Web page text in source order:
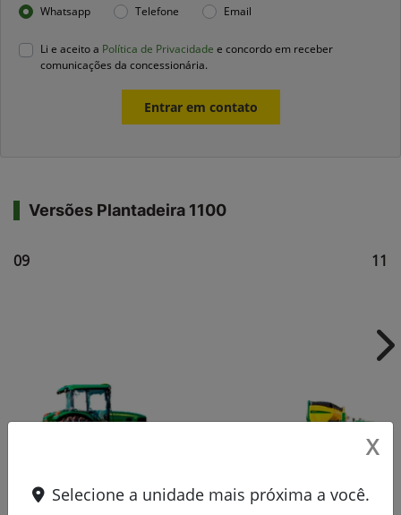
Whatsapp Telefone Email
Li e aceito a Política de Privacidade e concordo em receber
comunicações da concessionária.
Entrar em contato
Versões Plantadeira 1100
X
Selecione a unidade mais próxima a você.